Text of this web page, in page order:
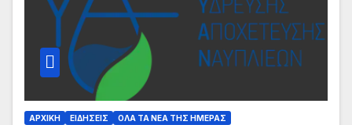
ΑΡΧΙΚΗ ΕΙΔΗΣΕΙΣ ΟΛΑ ΤΑ ΝΕΑ ΤΗΣ ΗΜΕΡΑΣ